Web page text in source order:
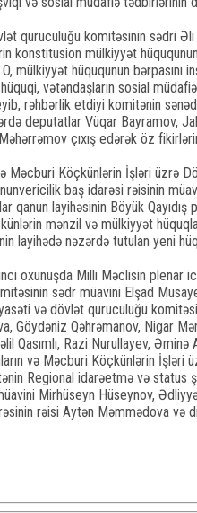
quruculuğu komitəsinin sədri Əli
konstitusion mülkiyyət
mülkiyyət hüququnun bərpasını
vətəndaşların sosial
rəhbərlik etdiyi komitənin
deputatlar Vüqar Bayramov,
çıxış edərək öz
Məcburi Köçkünlərin İşləri üzrə
baş idarəsi rəisinin
qanun layihəsinin Böyük Qayıdış
mənzil və mülkiyyət
layihədə nəzərdə tutulan yeni
oxunuşda Milli Məclisin plenar
sədr müavini Elşad
və dövlət quruculuğu
Göydəniz Qəhrəmanov, Nigar
Qasımlı, Razi Nurullayev,
və Məcburi Köçkünlərin İşləri
Regional idarəetmə və status
Mirhüseyn Hüseynov,
rəisi Aytən Məmmədova və